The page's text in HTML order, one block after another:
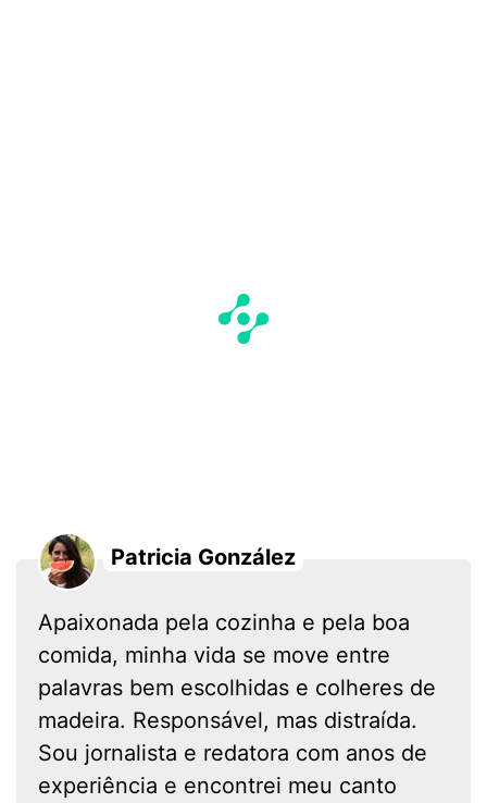
Patricia González
Apaixonada pela cozinha e pela boa
comida, minha vida se move entre
palavras bem escolhidas e colheres de
madeira. Responsável, mas distraída.
Sou jornalista e redatora com anos de
experiência e encontrei meu canto